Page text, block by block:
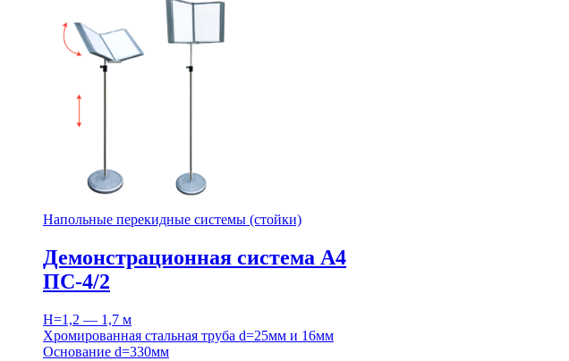
Напольные перекидные системы (стойки)
Демонстрационная система А4
ПС-4/2
H=1,2 — 1,7 м
Хромированная стальная труба d=25мм и 16мм
Основание d=330мм